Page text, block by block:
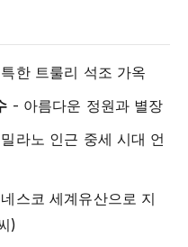
한 트룰리 석조 가옥
- 아름다운 정원과 별장
라노 인근 중세 시대 언
스코 세계유산으로 지
)